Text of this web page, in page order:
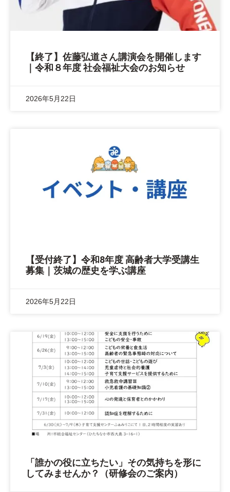
【終了】佐藤弘道さん講演会を開催します
｜令和８年度 社会福祉大会のお知らせ
2026年5月22日
【受付終了】令和8年度 高齢者大学受講生
募集｜茨城の歴史を学ぶ講座
2026年5月22日
「誰かの役に立ちたい」その気持ちを形に
してみませんか？（研修会のご案内）